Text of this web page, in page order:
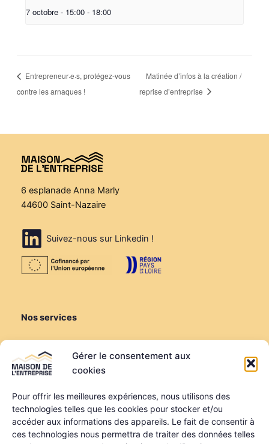
Gérer le consentement aux
cookies
Pour offrir les meilleures expériences, nous utilisons des
technologies telles que les cookies pour stocker et/ou
accéder aux informations des appareils. Le fait de consentir à
ces technologies nous permettra de traiter des données telles
7 octobre - 15:00 - 18:00
Entrepreneur·e·s, protégez-vous
contre les arnaques !
Matinée d’infos à la création /
reprise d’entreprise
6 esplanade Anna Marly
44600 Saint-Nazaire
Suivez-nous sur Linkedin !
Nos services
Louer une salle de réunion
Louer un bureau
Domiciliation
Informations
Mentions légales